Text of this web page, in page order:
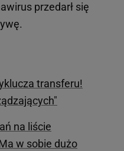
przedarł się
transferu!
na liście
w sobie dużo